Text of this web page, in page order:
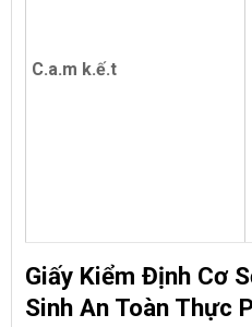
C.a.m k.ế.t
Giấy Kiểm Định Cơ
Sinh An Toàn Thực